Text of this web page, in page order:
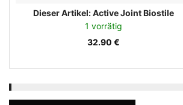
Dieser Artikel:Active Joint Biostile
1 vorrätig
32.90 €